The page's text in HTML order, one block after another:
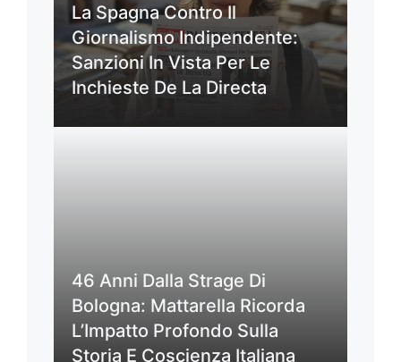
La Spagna Contro Il
Giornalismo Indipendente:
Sanzioni In Vista Per Le
Inchieste De La Directa
46 Anni Dalla Strage Di
Bologna: Mattarella Ricorda
L’Impatto Profondo Sulla
Storia E Coscienza Italiana